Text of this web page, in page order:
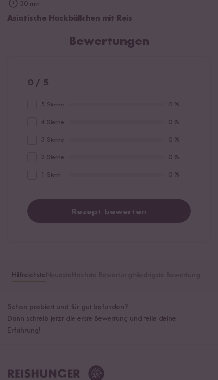
30 min
Asiatische Hackbällchen mit Reis
Bewertungen
0 / 5
5 Sterne 0 %
4 Sterne 0 %
3 Sterne 0 %
2 Sterne 0 %
1 Stern 0 %
Rezept bewerten
Hilfreichste
Schon probiert und für gut befunden?
Dann schreib jetzt die erste Bewertung und teile deine
Erfahrung!